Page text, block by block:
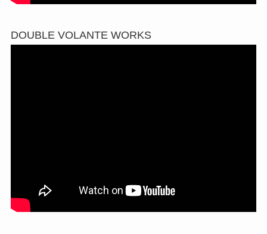
DOUBLE VOLANTE WORKS